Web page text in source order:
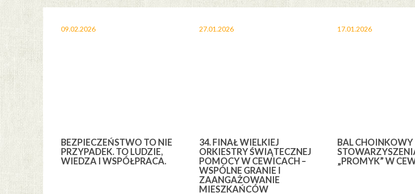
Z
GMINY
09.02.2026
BEZPIECZEŃSTWO TO NIE
PRZYPADEK. TO LUDZIE,
WIEDZA I WSPÓŁPRACA.
27.01.2026
34. FINAŁ WIELKIEJ
ORKIESTRY ŚWIĄTECZNEJ
POMOCY W CEWICACH –
WSPÓLNE GRANIE I
ZAANGAŻOWANIE
MIESZKAŃCÓW
17.01.2026
BAL CHOINKOWY
„PROMYK” W